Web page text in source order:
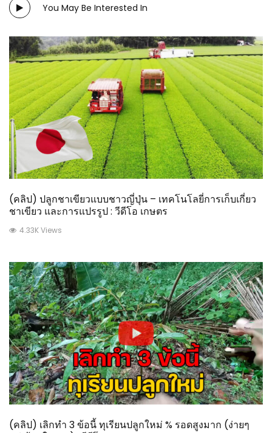
You May Be Interested In
(คลิป) ปลูกชาเขียวแบบชาวญี่ปุ่น – เทคโนโลยี่การเก็บเกี่ยว
ชาเขียว และการแปรรูป : วีดีโอ เกษตร
4.33K Views
(คลิป) เลิกทำ 3 ข้อนี้ ทุเรียนปลูกใหม่ % รอดสูงมาก (ง่ายๆ